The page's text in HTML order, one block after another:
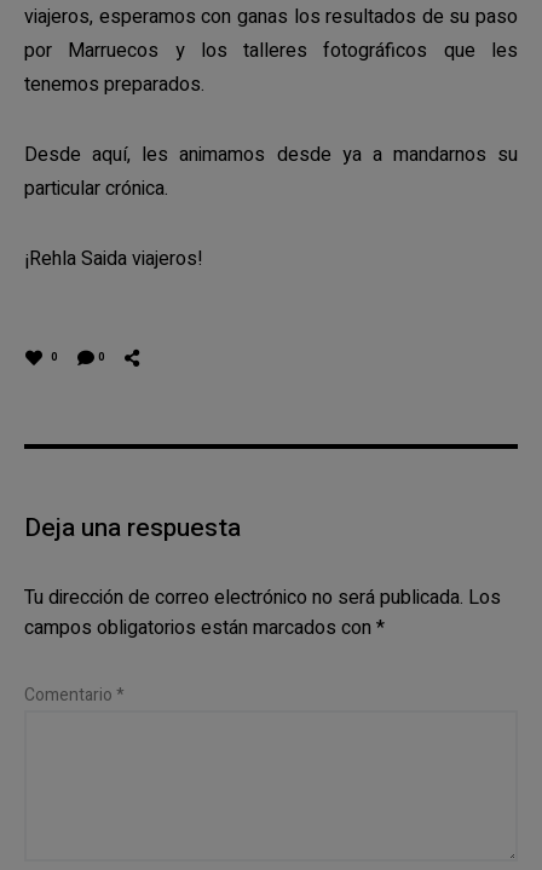
viajeros, esperamos con ganas los resultados de su paso
por Marruecos y los talleres fotográficos que les
tenemos preparados.
Desde aquí, les animamos desde ya a mandarnos su
particular crónica.
¡Rehla Saida viajeros!
0 0
Deja una respuesta
Tu dirección de correo electrónico no será publicada. Los
campos obligatorios están marcados con *
Comentario*